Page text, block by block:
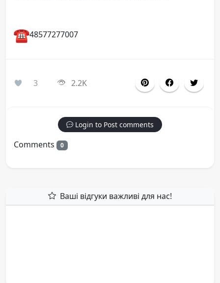
48577277007
3 2.2K
Login to Post comments
Comments 0
Ваші відгуки важливі для нас!